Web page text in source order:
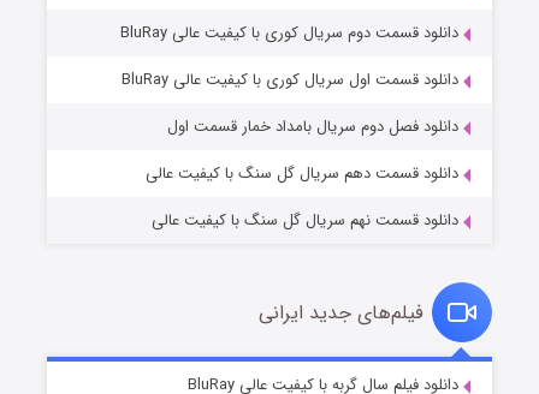
وستی ها
قسمت۱ (زیرنویس) منتشر شد
قسمت۶ (زیرنویس) منتشر شد
دانلود قسمت دوم سریال کوری با کیفیت عالی BluRay
دانلود قسمت اول سریال کوری با کیفیت عالی BluRay
دانلود فصل دوم سریال بامداد خمار قسمت اول
دانلود قسمت دهم سریال گل سنگ با کیفیت عالی
دانلود قسمت نهم سریال گل سنگ با کیفیت عالی
فیلم‌های جدید ایرانی
دانلود فیلم سال گربه با کیفیت عالی BluRay